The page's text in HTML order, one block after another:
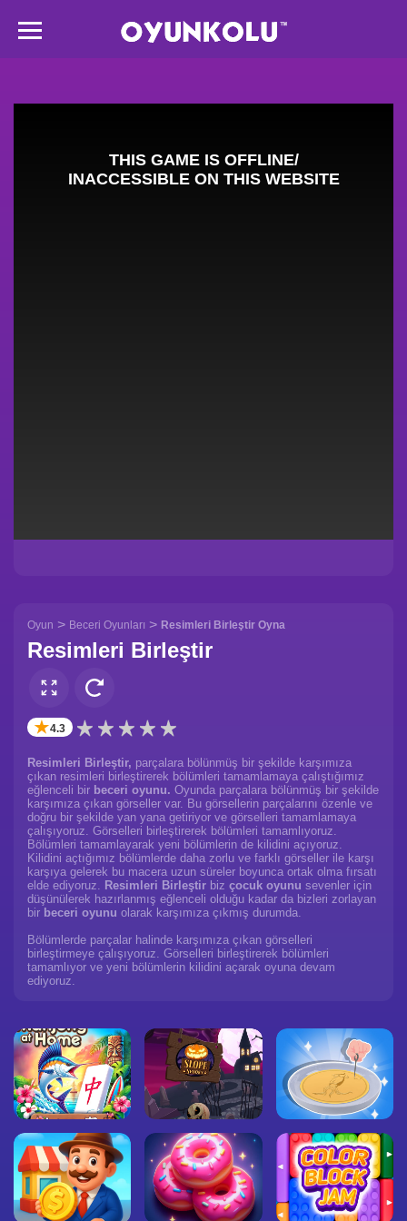
Oyun > Beceri Oyunları > Resimleri Birleştir Oyna
Resimleri Birleştir
✭4.3
Resimleri Birleştir, parçalara bölünmüş bir şekilde karşımıza
çıkan resimleri birleştirerek bölümleri tamamlamaya çalıştığımız
eğlenceli bir beceri oyunu. Oyunda parçalara bölünmüş bir şekilde
karşımıza çıkan görseller var. Bu görsellerin parçalarını özenle ve
doğru bir şekilde yan yana getiriyor ve görselleri tamamlamaya
çalışıyoruz. Görselleri birleştirerek bölümleri tamamlıyoruz.
Bölümleri tamamlayarak yeni bölümlerin de kilidini açıyoruz.
Kilidini açtığımız bölümlerde daha zorlu ve farklı görseller ile karşı
karşıya gelerek bu macera uzun süreler boyunca ortak olma fırsatı
elde ediyoruz. Resimleri Birleştir biz çocuk oyunu sevenler için
düşünülerek hazırlanmış eğlenceli olduğu kadar da bizleri zorlayan
bir beceri oyunu olarak karşımıza çıkmış durumda.
Bölümlerde parçalar halinde karşımıza çıkan görselleri
birleştirmeye çalışıyoruz. Görselleri birleştirerek bölümleri
tamamlıyor ve yeni bölümlerin kilidini açarak oyuna devam
ediyoruz.